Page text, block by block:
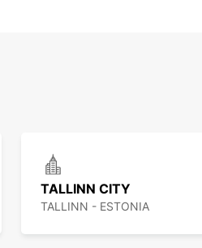
TALLINN CITY
TALLINN - ESTONIA